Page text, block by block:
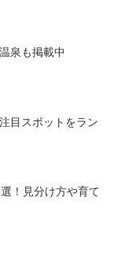
泉も掲載中
目スポットをラン
！見分け方や育て